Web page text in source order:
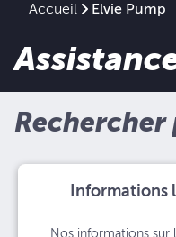
Accueil Elvie Pump
Rechercher
Informations
Nos informations sur